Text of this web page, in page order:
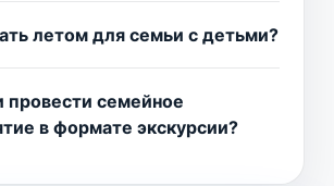
летом для семьи с детьми?
семейное
в формате экскурсии?